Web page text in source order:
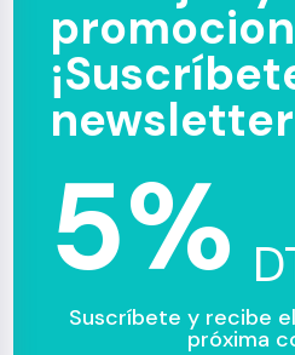
5%
Suscríbete y recibe
próxima